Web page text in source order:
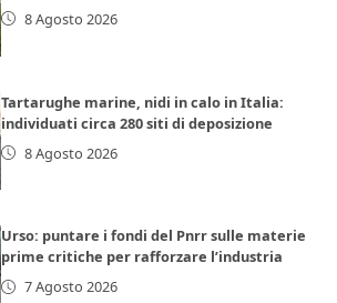
8 Agosto 2026
Tartarughe marine, nidi in calo in Italia:
individuati circa 280 siti di deposizione
8 Agosto 2026
Urso: puntare i fondi del Pnrr sulle materie
prime critiche per rafforzare l’industria
7 Agosto 2026